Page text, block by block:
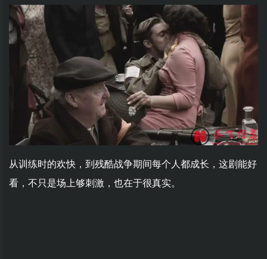
从训练时的欢快，到残酷战争期间每个人都成长，这剧能好
看，不只是场上够刺激，也在于很真实。